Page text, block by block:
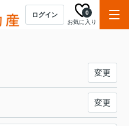
ログイン
お気に入り
0
変更
変更